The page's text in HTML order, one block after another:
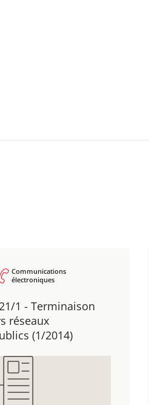
1 - ​Terminaison
réseaux
(1/2014)
Communications
électroniques